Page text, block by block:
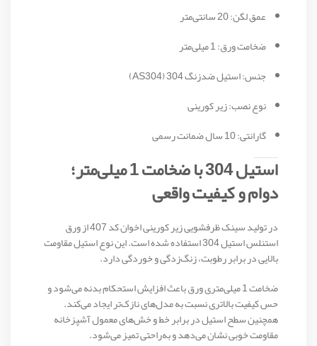
عمق لگن: 20 سانتی‌متر
ضخامت ورق: 1 میلی‌متر
جنس: استیل ضدزنگ 304 (AS304)
نوع نصب: زیر کورینی
گارانتی: 10 سال ضمانت رسمی
استیل 304 با ضخامت 1 میلی‌متر؛
دوام و کیفیت واقعی
در تولید سینک ظرفشویی زیر کورینی اخوان کد 407 از ورق
استنلس استیل 304 استفاده شده است. این نوع استیل مقاومت
بالایی در برابر رطوبت، زنگ‌زدگی و خوردگی دارد.
ضخامت 1 میلی‌متری ورق باعث افزایش استحکام بدنه می‌شود و
حس کیفیت بالاتری نسبت به مدل‌های نازک‌تر ایجاد می‌کند.
همچنین سطح استیل در برابر خط و خش‌های معمول آشپزخانه
مقاومت خوبی نشان می‌دهد و به‌راحتی تمیز می‌شود.